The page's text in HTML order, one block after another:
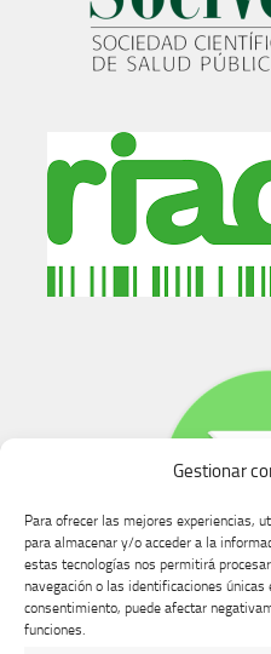
Gestionar
Para ofrecer las mejores experiencias,
para almacenar y/o acceder a la
estas tecnologías nos permitirá
navegación o las identificaciones
consentimiento, puede afectar
funciones.
Buzón de dudas,